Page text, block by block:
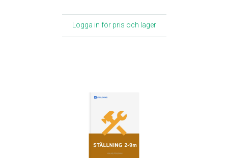
Logga in för pris och lager